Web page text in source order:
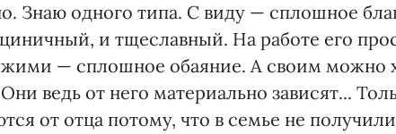
Знаю одного типа. С виду — сплошное
и тщеславный. На работе его
— сплошное обаяние. А своим можно
ведь от него материально зависят...
от отца потому, что в семье не